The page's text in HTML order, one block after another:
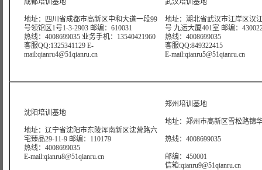
成都培训基地
地址：四川省成都市高新区中和大道一段99
号领馆区1号1-3-2903 邮编：610031
热线：4008699035 业务手机：13540421960
客服QQ:1325341129 E-
mail:qianru4@51qianru.cn
武汉培训基地
地址：湖北省武汉市江岸区汉
号 九运大厦401室 邮编：
热线：4008699035
客服QQ:849322415
E-mail:qianru5@51qianru.cn
沈阳培训基地
地址：辽宁省沈阳市东陵浑南新区沈营路六
宅臻品29-11-9 邮编：110179
热线：4008699035
E-mail:qianru8@51qianru.cn
郑州培训基地
地址：郑州市高新区雪松路锦
热线：4008699035
邮编：450001
信箱:qianru9@51qianru.cn